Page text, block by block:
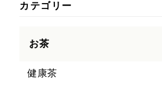
カテゴリー
お茶
健康茶